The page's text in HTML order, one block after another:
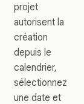
projet
autorisent la
création
depuis le
calendrier,
sélectionnez
une date et